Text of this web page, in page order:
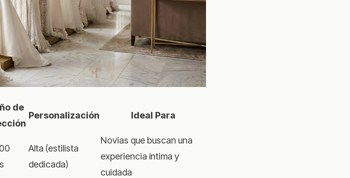
de
Personalización Ideal Para
Alta (estilista
dedicada)
Novias que buscan una
experiencia íntima y
cuidada